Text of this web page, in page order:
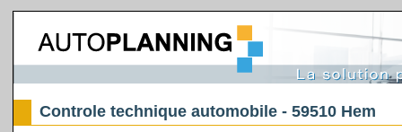
Controle technique automobile - 59510 Hem